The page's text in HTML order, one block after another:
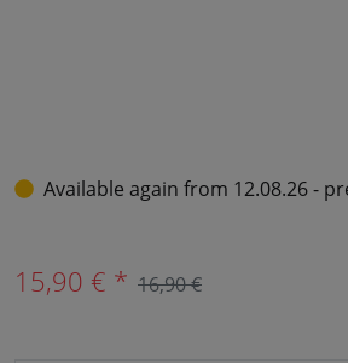
Available again from 12.08.26 -
15,90 € * 16,90 €